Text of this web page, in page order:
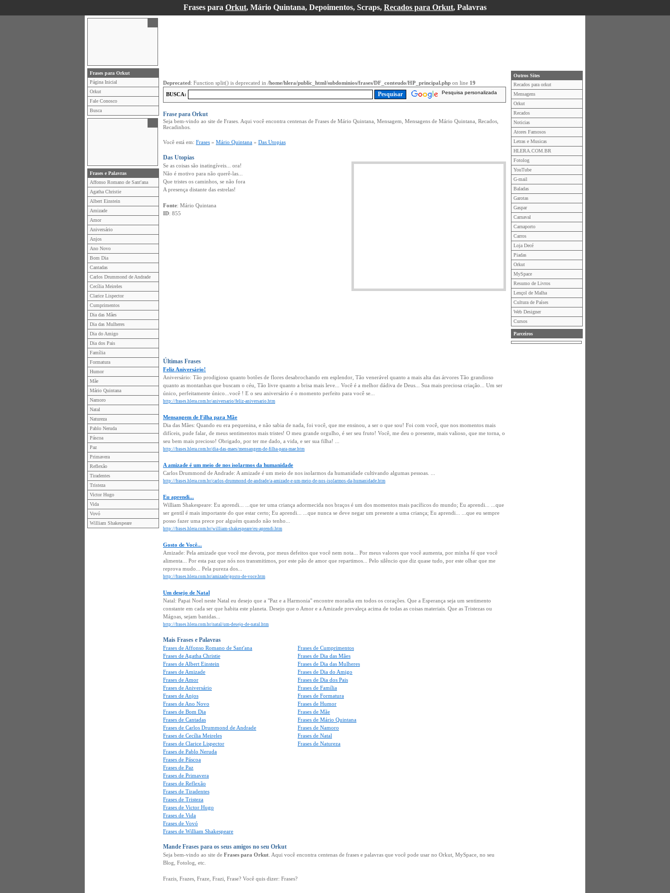
Frases para Orkut, Mário Quintana, Depoimentos, Scraps, Recados para Orkut, Palavras
Frases para Orkut
Página Inicial
Orkut
Fale Conosco
Busca
Frases e Palavras
Affonso Romano de Sant'ana
Agatha Christie
Albert Einstein
Amizade
Amor
Aniversário
Anjos
Ano Novo
Bom Dia
Cantadas
Carlos Drummond de Andrade
Cecília Meireles
Clarice Lispector
Cumprimentos
Dia das Mães
Dia das Mulheres
Dia do Amigo
Dia dos Pais
Família
Formatura
Humor
Mãe
Mário Quintana
Namoro
Natal
Natureza
Pablo Neruda
Páscoa
Paz
Primavera
Reflexão
Tiradentes
Tristeza
Victor Hugo
Vida
Vovó
William Shakespeare
Deprecated: Function split() is deprecated in /home/hlera/public_html/subdominios/frases/DF_conteudo/HP_principal.php on line 19
BUSCA:
Pesquisa personalizada
Frase para Orkut
Seja bem-vindo ao site de Frases. Aqui você encontra centenas de Frases de Mário Quintana, Mensagem, Mensagens de Mário Quintana, Recados,
Recadinhos.
Você está em: Frases » Mário Quintana » Das Utopias
Das Utopias
Se as coisas são inatingíveis... ora!
Não é motivo para não querê-las...
Que tristes os caminhos, se não fora
A presença distante das estrelas!
Fonte: Mário Quintana
ID: 855
Últimas Frases
Feliz Aniversário!
Aniversário: Tão prodigioso quanto botões de flores desabrochando em esplendor, Tão venerável quanto a mais alta das árvores Tão grandioso
quanto as montanhas que buscam o céu, Tão livre quanto a brisa mais leve... Você é a melhor dádiva de Deus... Sua mais preciosa criação... Um ser
único, perfeitamente único...você ! E o seu aniversário é o momento perfeito para você se...
http://frases.hlera.com.br/aniversario/feliz-aniversario.htm
Mensangem de Filha para Mãe
Dia das Mães: Quando eu era pequenina, e não sabia de nada, foi você, que me ensinou, a ser o que sou! Foi com você, que nos momentos mais
difíceis, pude falar, de meus sentimentos mais tristes! O meu grande orgulho, é ser seu fruto! Você, me deu o presente, mais valioso, que me torna, o
seu bem mais precioso! Obrigado, por ter me dado, a vida, e ser sua filha! ...
http://frases.hlera.com.br/dia-das-maes/mensangem-de-filha-para-mae.htm
A amizade é um meio de nos isolarmos da humanidade
Carlos Drummond de Andrade: A amizade é um meio de nos isolarmos da humanidade cultivando algumas pessoas. ...
http://frases.hlera.com.br/carlos-drummond-de-andrade/a-amizade-e-um-meio-de-nos-isolarmos-da-humanidade.htm
Eu aprendi...
William Shakespeare: Eu aprendi... ...que ter uma criança adormecida nos braços é um dos momentos mais pacíficos do mundo; Eu aprendi... ...que
ser gentil é mais importante do que estar certo; Eu aprendi... ...que nunca se deve negar um presente a uma criança; Eu aprendi... ...que eu sempre
posso fazer uma prece por alguém quando não tenho...
http://frases.hlera.com.br/william-shakespeare/eu-aprendi.htm
Gosto de Você...
Amizade: Pela amizade que você me devota, por meus defeitos que você nem nota... Por meus valores que você aumenta, por minha fé que você
alimenta... Por esta paz que nós nos transmitimos, por este pão de amor que repartimos... Pelo silêncio que diz quase tudo, por este olhar que me
reprova mudo... Pela pureza dos...
http://frases.hlera.com.br/amizade/gosto-de-voce.htm
Um desejo de Natal
Natal: Papai Noel neste Natal eu desejo que a "Paz e a Harmonia" encontre moradia em todos os corações. Que a Esperança seja um sentimento
constante em cada ser que habita este planeta. Desejo que o Amor e a Amizade prevaleça acima de todas as coisas materiais. Que as Tristezas ou
Mágoas, sejam banidas...
http://frases.hlera.com.br/natal/um-desejo-de-natal.htm
Mais Frases e Palavras
Frases de Affonso Romano de Sant'ana
Frases de Agatha Christie
Frases de Albert Einstein
Frases de Amizade
Frases de Amor
Frases de Aniversário
Frases de Anjos
Frases de Ano Novo
Frases de Bom Dia
Frases de Cantadas
Frases de Carlos Drummond de Andrade
Frases de Cecília Meireles
Frases de Clarice Lispector
Frases de Cumprimentos
Frases de Dia das Mães
Frases de Dia das Mulheres
Frases de Dia do Amigo
Frases de Dia dos Pais
Frases de Família
Frases de Formatura
Frases de Humor
Frases de Mãe
Frases de Mário Quintana
Frases de Namoro
Frases de Natal
Frases de Natureza
Frases de Pablo Neruda
Frases de Páscoa
Frases de Paz
Frases de Primavera
Frases de Reflexão
Frases de Tiradentes
Frases de Tristeza
Frases de Victor Hugo
Frases de Vida
Frases de Vovó
Frases de William Shakespeare
Mande Frases para os seus amigos no seu Orkut
Seja bem-vindo ao site de Frases para Orkut . Aqui você encontra centenas de frases e palavras que você pode usar no Orkut, MySpace, no seu
Blog, Fotolog, etc.
Frazis, Frazes, Fraze, Frazi, Frase? Você quis dizer: Frases?
Outros Sites
Recados para orkut
Mensagens
Orkut
Recados
Noticias
Atores Famosos
Letras e Musicas
HLERA.COM.BR
Fotolog
YouTube
G-mail
Baladas
Garotas
Gaspar
Carnaval
Carnaporto
Carros
Loja Decé
Piadas
Orkut
MySpace
Resumo de Livros
Lençol de Malha
Cultura de Países
Web Designer
Cursos
Parceiros